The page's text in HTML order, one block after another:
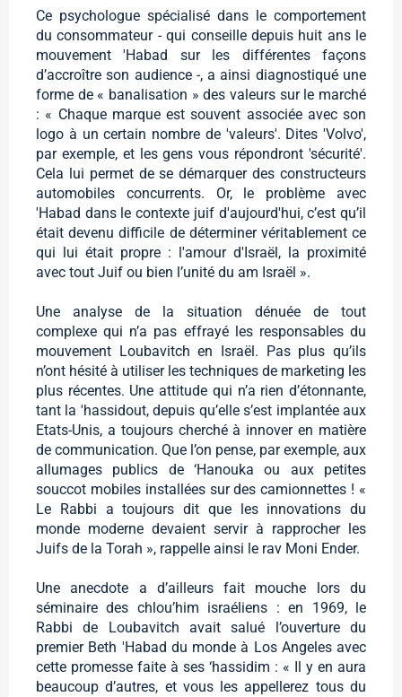
Ce psychologue spécialisé dans le comportement
du consommateur - qui conseille depuis huit ans le
mouvement 'Habad sur les différentes façons
d’accroître son audience -, a ainsi diagnostiqué une
forme de « banalisation » des valeurs sur le marché
: « Chaque marque est souvent associée avec son
logo à un certain nombre de 'valeurs'. Dites 'Volvo',
par exemple, et les gens vous répondront 'sécurité'.
Cela lui permet de se démarquer des constructeurs
automobiles concurrents. Or, le problème avec
'Habad dans le contexte juif d'aujourd'hui, c’est qu’il
était devenu difficile de déterminer véritablement ce
qui lui était propre : l'amour d'Israël, la proximité
avec tout Juif ou bien l’unité du am Israël ».
Une analyse de la situation dénuée de tout
complexe qui n’a pas effrayé les responsables du
mouvement Loubavitch en Israël. Pas plus qu’ils
n’ont hésité à utiliser les techniques de marketing les
plus récentes. Une attitude qui n’a rien d’étonnante,
tant la 'hassidout, depuis qu’elle s’est implantée aux
Etats-Unis, a toujours cherché à innover en matière
de communication. Que l’on pense, par exemple, aux
allumages publics de ‘Hanouka ou aux petites
souccot mobiles installées sur des camionnettes ! «
Le Rabbi a toujours dit que les innovations du
monde moderne devaient servir à rapprocher les
Juifs de la Torah », rappelle ainsi le rav Moni Ender.
Une anecdote a d’ailleurs fait mouche lors du
séminaire des chlou’him israéliens : en 1969, le
Rabbi de Loubavitch avait salué l’ouverture du
premier Beth 'Habad du monde à Los Angeles avec
cette promesse faite à ses ‘hassidim : « Il y en aura
beaucoup d’autres, et vous les appellerez tous du